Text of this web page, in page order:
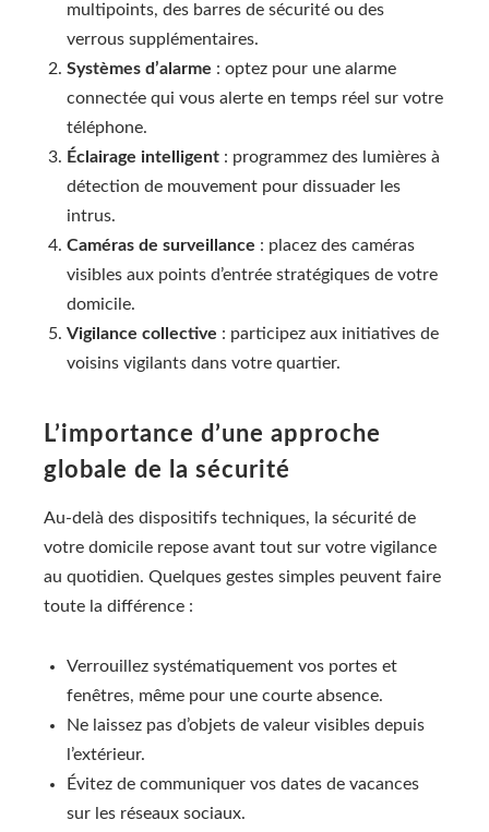
multipoints, des barres de sécurité ou des
verrous supplémentaires.
Systèmes d’alarme : optez pour une alarme
connectée qui vous alerte en temps réel sur votre
téléphone.
Éclairage intelligent : programmez des lumières à
détection de mouvement pour dissuader les
intrus.
Caméras de surveillance : placez des caméras
visibles aux points d’entrée stratégiques de votre
domicile.
Vigilance collective : participez aux initiatives de
voisins vigilants dans votre quartier.
L’importance d’une approche
globale de la sécurité
Au-delà des dispositifs techniques, la sécurité de
votre domicile repose avant tout sur votre vigilance
au quotidien. Quelques gestes simples peuvent faire
toute la différence :
Verrouillez systématiquement vos portes et
fenêtres, même pour une courte absence.
Ne laissez pas d’objets de valeur visibles depuis
l’extérieur.
Évitez de communiquer vos dates de vacances
sur les réseaux sociaux.